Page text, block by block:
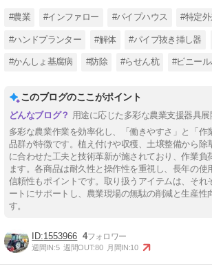
#農業 #インファロー #パイプハウス #特定
#ハンドプランター #解体 #パイプ抜き挿し器
#かんしょ基腐病 #防除 #らせん杭 #ビニー
このブログのここがポイント
用途に応じた多彩な農業支援器具展
多彩な農業作業を効率化し、「働きやすさ」と「作
品群が特徴です。植え付けや収穫、土壌整備から除
に合わせた工夫と技術革新が施されており、作業負
ます。各商品は耐久性と操作性を重視し、長年の使
信頼性もポイントです。取り扱うアイテムは、それ
ートにサポートし、農業現場の無駄の削減と生産性
す。
1553966 4
週間IN:5 週間OUT:80 月間IN:10